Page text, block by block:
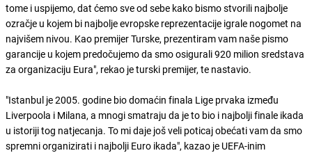
tome i uspijemo, dat ćemo sve od sebe kako bismo stvorili najbolje
ozračje u kojem bi najbolje evropske reprezentacije igrale nogomet na
najvišem nivou. Kao premijer Turske, prezentiram vam naše pismo
garancije u kojem predočujemo da smo osigurali 920 milion sredstava
za organizaciju Eura", rekao je turski premijer, te nastavio.
"Istanbul je 2005. godine bio domaćin finala Lige prvaka između
Liverpoola i Milana, a mnogi smatraju da je to bio i najbolji finale ikada
u istoriji tog natjecanja. To mi daje još veli poticaj obećati vam da smo
spremni organizirati i najbolji Euro ikada", kazao je UEFA-inim